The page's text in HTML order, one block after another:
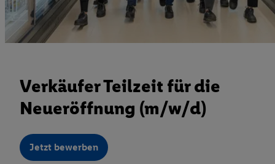
Verkäufer Teilzeit für die
Neueröffnung (m/w/d)
Jetzt bewerben